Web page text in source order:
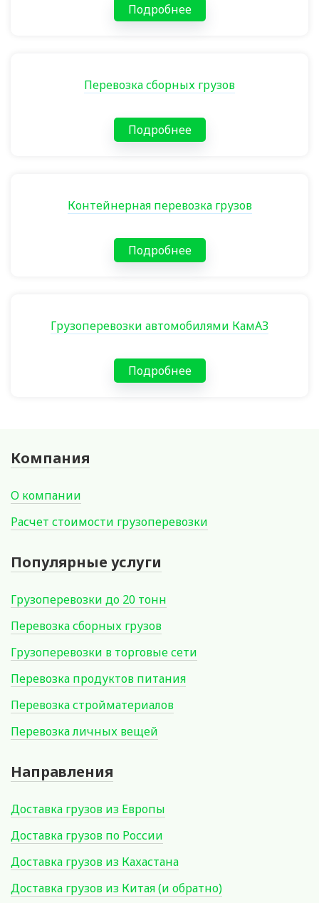
Подробнее
Перевозка сборных грузов
Подробнее
Контейнерная перевозка грузов
Подробнее
Грузоперевозки автомобилями КамАЗ
Подробнее
Компания
О компании
Расчет стоимости грузоперевозки
Популярные услуги
Грузоперевозки до 20 тонн
Перевозка сборных грузов
Грузоперевозки в торговые сети
Перевозка продуктов питания
Перевозка стройматериалов
Перевозка личных вещей
Направления
Доставка грузов из Европы
Доставка грузов по России
Доставка грузов из Кахастана
Доставка грузов из Китая (и обратно)